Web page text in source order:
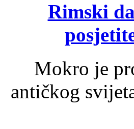
Rimski
Mokro je
antičkog